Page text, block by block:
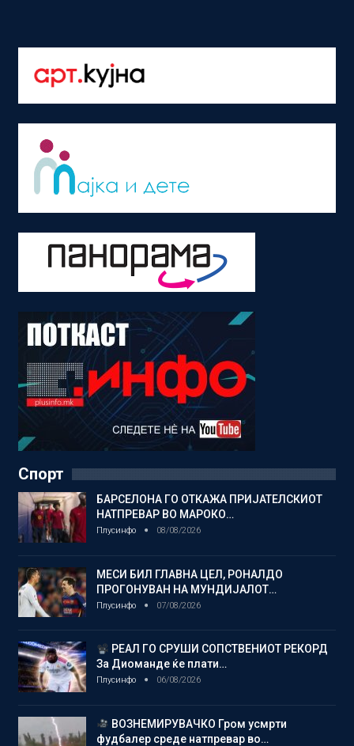
Спорт
БАРСЕЛОНА ГО ОТКАЖА ПРИЈАТЕЛСКИОТ
НАТПРЕВАР ВО МАРОКО…
Плусинфо 08/08/2026
МЕСИ БИЛ ГЛАВНА ЦЕЛ, РОНАЛДО
ПРОГОНУВАН НА МУНДИЈАЛОТ…
Плусинфо 07/08/2026
РЕАЛ ГО СРУШИ СОПСТВЕНИОТ РЕКОРД
За Диоманде ќе плати…
Плусинфо 06/08/2026
ВОЗНЕМИРУВАЧКО Гром усмрти
фудбалер среде натпревар во…